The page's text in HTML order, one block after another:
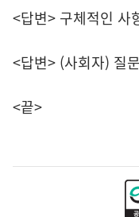
<답변> 구체적인 사
<답변> (사회자) 질
<끝>